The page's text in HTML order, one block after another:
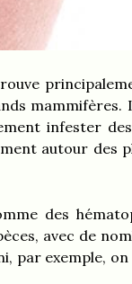
mammifères.
infester
autour des
des
avec de
par exemple, on